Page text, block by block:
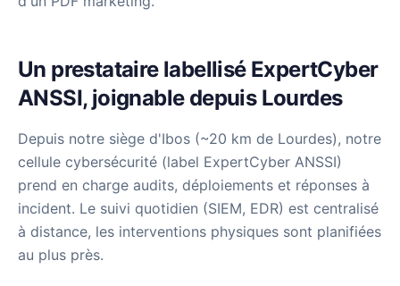
Un prestataire labellisé ExpertCyber
ANSSI, joignable depuis Lourdes
Depuis notre siège d'Ibos (~20 km de Lourdes), notre
cellule cybersécurité (label ExpertCyber ANSSI)
prend en charge audits, déploiements et réponses à
incident. Le suivi quotidien (SIEM, EDR) est centralisé
à distance, les interventions physiques sont planifiées
au plus près.